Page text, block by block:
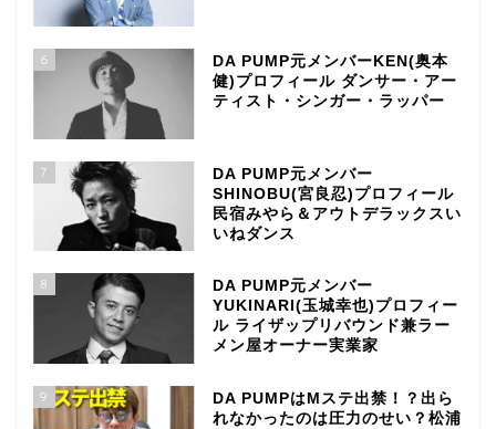
6
DA PUMP元メンバーKEN(奥本
健)プロフィール ダンサー・アー
ティスト・シンガー・ラッパー
7
DA PUMP元メンバー
SHINOBU(宮良忍)プロフィール
民宿みやら＆アウトデラックスい
いねダンス
8
DA PUMP元メンバー
YUKINARI(玉城幸也)プロフィー
ル ライザップリバウンド兼ラー
メン屋オーナー実業家
9
DA PUMPはMステ出禁！？出ら
れなかったのは圧力のせい？松浦